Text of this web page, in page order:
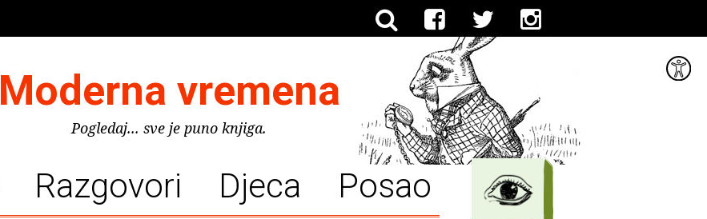
Moderna vremena
Pogledaj... sve je puno knjiga.
Razgovori Djeca Posao